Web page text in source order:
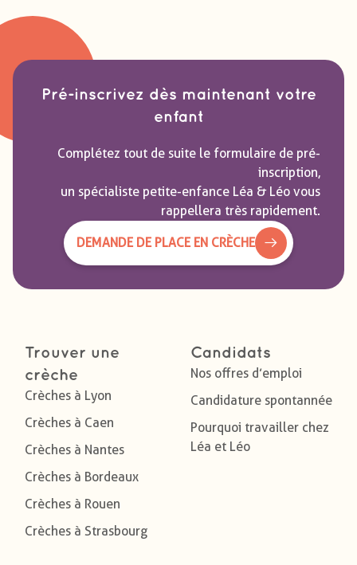
Pré-inscrivez dès maintenant votre
enfant
Complétez tout de suite le formulaire de pré-
inscription,
un spécialiste petite-enfance Léa & Léo vous
rappellera très rapidement.
DEMANDE DE PLACE EN CRÈCHE
Trouver une
crèche
Crèches à Lyon
Crèches à Caen
Crèches à Nantes
Crèches à Bordeaux
Crèches à Rouen
Crèches à Strasbourg
Candidats
Nos offres d’emploi
Candidature spontannée
Pourquoi travailler chez
Léa et Léo